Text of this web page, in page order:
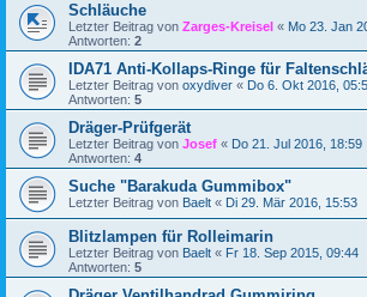
Schläuche
Letzter Beitrag von Zarges-Kreisel « Mo 23. Jan
Antworten: 2
IDA71 Anti-Kollaps-Ringe für
Letzter Beitrag von oxydiver « Do 6. Okt 2016,
Antworten: 5
Dräger-Prüfgerät
Letzter Beitrag von Josef « Do 21. Jul 2016, 18:59
Antworten: 4
Suche "Barakuda Gummibox"
Letzter Beitrag von Baelt « Di 29. Mär 2016, 15:53
Blitzlampen für Rolleimarin
Letzter Beitrag von Baelt « Fr 18. Sep 2015, 09:44
Antworten: 5